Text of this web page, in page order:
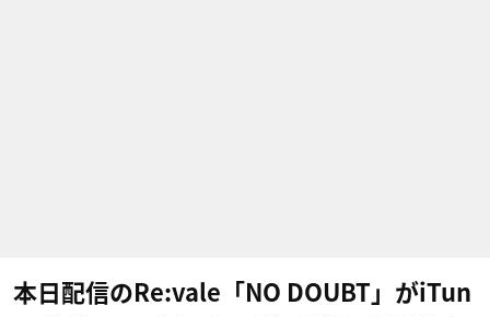
本日配信のRe:vale「NO DOUBT」がiTun